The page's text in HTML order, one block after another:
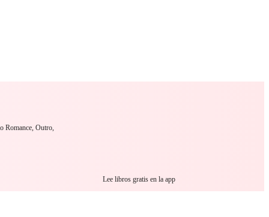
RomanceSci-Fi
Romance, Outro,
Lee libros gratis en la app